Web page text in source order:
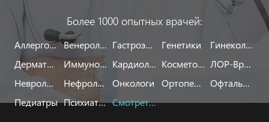
Более 1000 опытных врачей:
Аллергологи Венерологи Гастроэнтерологи Генетики
Гинекологи
Дерматологи
Иммунологи Кардиологи Косметологи
ЛОР-Врачи
Неврологи
Нефрологи Онкологи Ортопеды
Офтальмологи
Педиатры
Психиатры Смотреть все